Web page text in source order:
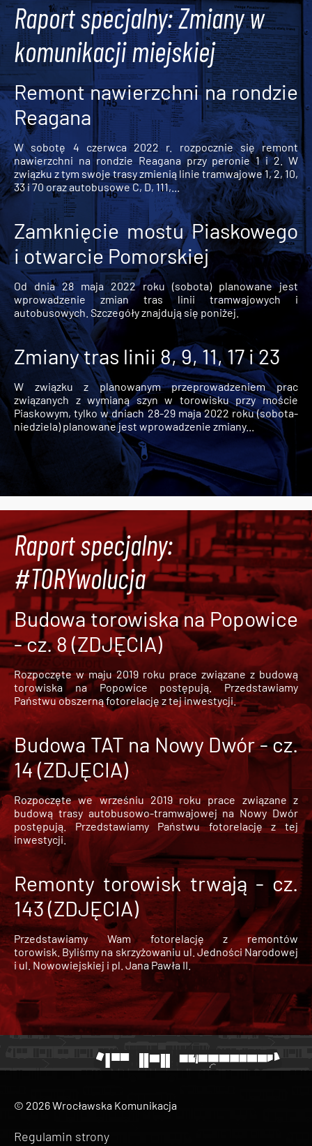
Raport specjalny: Zmiany w
komunikacji miejskiej
Remont nawierzchni na rondzie
Reagana
W sobotę 4 czerwca 2022 r. rozpocznie się remont
nawierzchni na rondzie Reagana przy peronie 1 i 2. W
związku z tym swoje trasy zmienią linie tramwajowe 1, 2, 10,
33 i 70 oraz autobusowe C, D, 111,...
Zamknięcie mostu Piaskowego
i otwarcie Pomorskiej
Od dnia 28 maja 2022 roku (sobota) planowane jest
wprowadzenie zmian tras linii tramwajowych i
autobusowych. Szczegóły znajdują się poniżej.
Zmiany tras linii 8, 9, 11, 17 i 23
W związku z planowanym przeprowadzeniem prac
związanych z wymianą szyn w torowisku przy moście
Piaskowym, tylko w dniach 28-29 maja 2022 roku (sobota-
niedziela) planowane jest wprowadzenie zmiany...
Raport specjalny:
#TORYwolucja
Budowa torowiska na Popowice
- cz. 8 (ZDJĘCIA)
Rozpoczęte w maju 2019 roku prace związane z budową
torowiska na Popowice
postępują. Przedstawiamy
Państwu obszerną fotorelację z tej inwestycji.
Budowa TAT na Nowy Dwór - cz.
14 (ZDJĘCIA)
Rozpoczęte we wrześniu 2019 roku prace związane z
budową trasy autobusowo-tramwajowej na Nowy Dwór
postępują. Przedstawiamy Państwu fotorelację z tej
inwestycji.
Remonty torowisk trwają - cz.
143 (ZDJĘCIA)
Przedstawiamy Wam fotorelację z remontów
torowisk. Byliśmy na skrzyżowaniu ul. Jedności Narodowej
i ul. Nowowiejskiej i pl. Jana Pawła II.
© 2026 Wrocławska Komunikacja
Regulamin strony